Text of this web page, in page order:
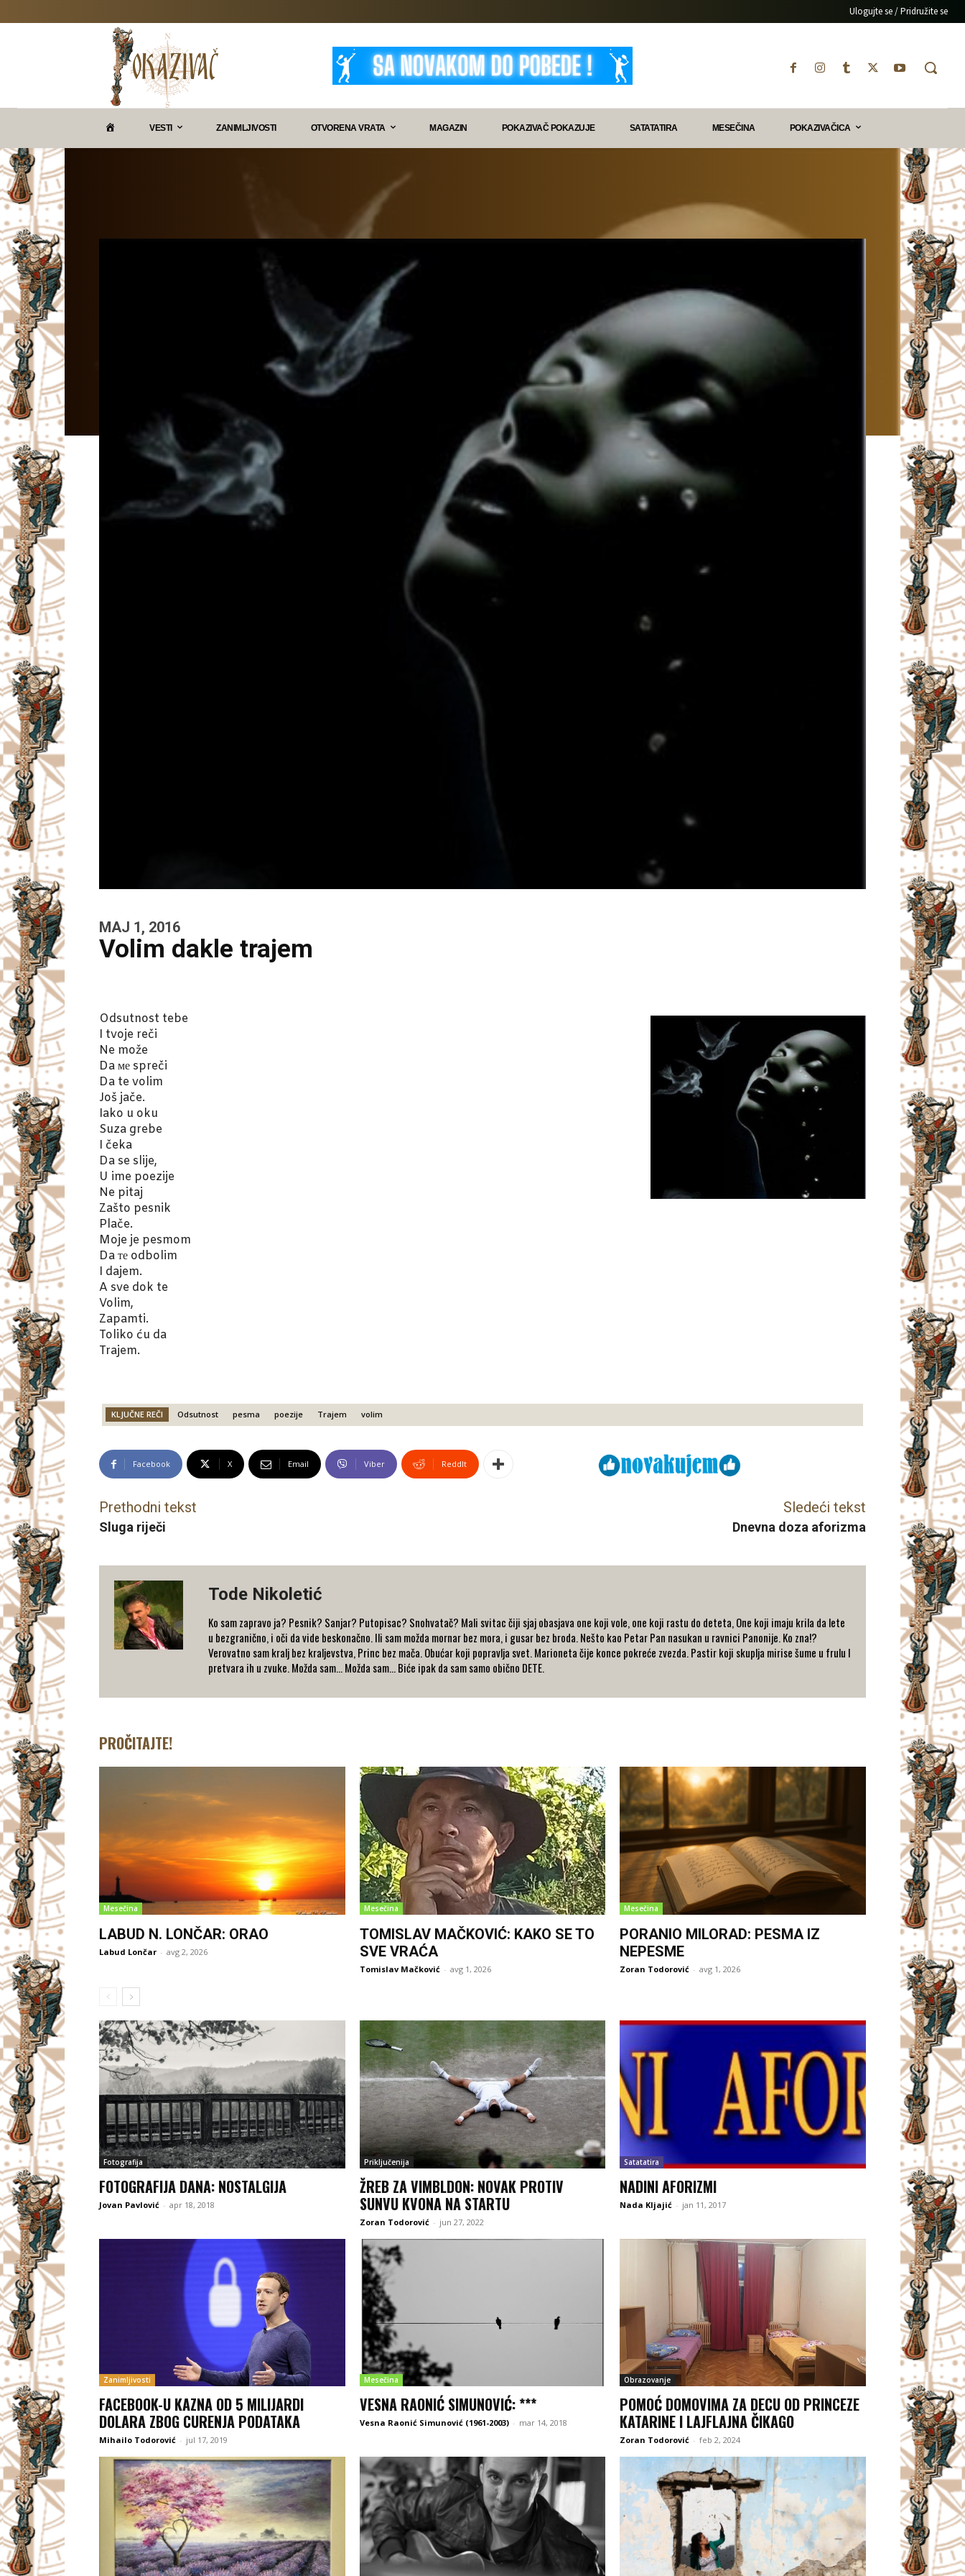
Ulogujte se / Pridružite se
VESTI ZANIMLJIVOSTI OTVORENA VRATA MAGAZIN POKAZIVAČ POKAZUJE SATATATIRA MESEČINA POKAZIVAČICA
MAJ 1, 2016
Volim dakle trajem
Odsutnost tebe
I tvoje reči
Ne može
Da ме spreči
Da te volim
Još jače.
Iako u oku
Suza grebe
I čeka
Da se slije,
U ime poezije
Ne pitaj
Zašto pesnik
Plače.
Moje je pesmom
Da те odbolim
I dajem.
A sve dok te
Volim,
Zapamti.
Toliko ću da
Trajem.
KLJUČNE REČI Odsutnost pesma poezije Trajem volim
Facebook X Email Viber ReddIt
Prethodni tekst
Sluga riječi
Sledeći tekst
Dnevna doza aforizma
Tode Nikoletić
Ko sam zapravo ja? Pesnik? Sanjar? Putopisac? Snohvatač? Mali svitac čiji sjaj obasjava one koji vole, one koji rastu do deteta, One koji imaju krila da lete
u bezgranično, i oči da vide beskonačno. Ili sam možda mornar bez mora, i gusar bez broda. Nešto kao Petar Pan nasukan u ravnici Panonije. Ko zna!?
Verovatno sam kralj bez kraljevstva, Princ bez mača. Obućar koji popravlja svet. Marioneta čije konce pokreće zvezda. Pastir koji skuplja mirise šume u frulu I
pretvara ih u zvuke. Možda sam… Možda sam… Biće ipak da sam samo obično DETE.
PROČITAJTE!
Mesečina
LABUD N. LONČAR: ORAO
Labud Lončar - avg 2, 2026
Mesečina
TOMISLAV MAČKOVIĆ: KAKO SE TO
SVE VRAĆA
Tomislav Mačković - avg 1, 2026
Mesečina
PORANIO MILORAD: PESMA IZ
NEPESME
Zoran Todorović - avg 1, 2026
Fotografija
FOTOGRAFIJA DANA: NOSTALGIJA
Jovan Pavlović - apr 18, 2018
Priključenija
ŽREB ZA VIMBLDON: NOVAK PROTIV
SUNVU KVONA NA STARTU
Zoran Todorović - jun 27, 2022
Satatatira
NADINI AFORIZMI
Nada Kljajić - jan 11, 2017
Zanimljivosti
FACEBOOK-U KAZNA OD 5 MILIJARDI
DOLARA ZBOG CURENJA PODATAKA
Mihailo Todorović - jul 17, 2019
Mesečina
VESNA RAONIĆ SIMUNOVIĆ: ***
Vesna Raonić Simunović (1961-2003) - mar 14, 2018
Obrazovanje
POMOĆ DOMOVIMA ZA DECU OD PRINCEZE
KATARINE I LAJFLAJNA ČIKAGO
Zoran Todorović - feb 2, 2024